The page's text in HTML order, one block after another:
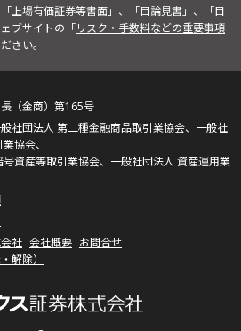
上場有価証券等書面」、「目論見書」、「目
ブサイトの「リスク・手数料などの重要事項
さい。
（金商）第165号
社団法人 第二種金融商品取引業協会、一般社
協会、
資産等取引業協会、一般社団法人 資産運用業
社 会社概要 お問合せ
解除）